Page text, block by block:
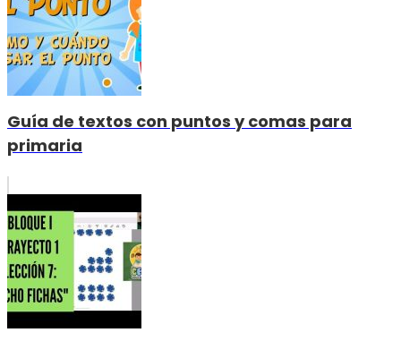
Guía de textos con puntos y comas para
primaria